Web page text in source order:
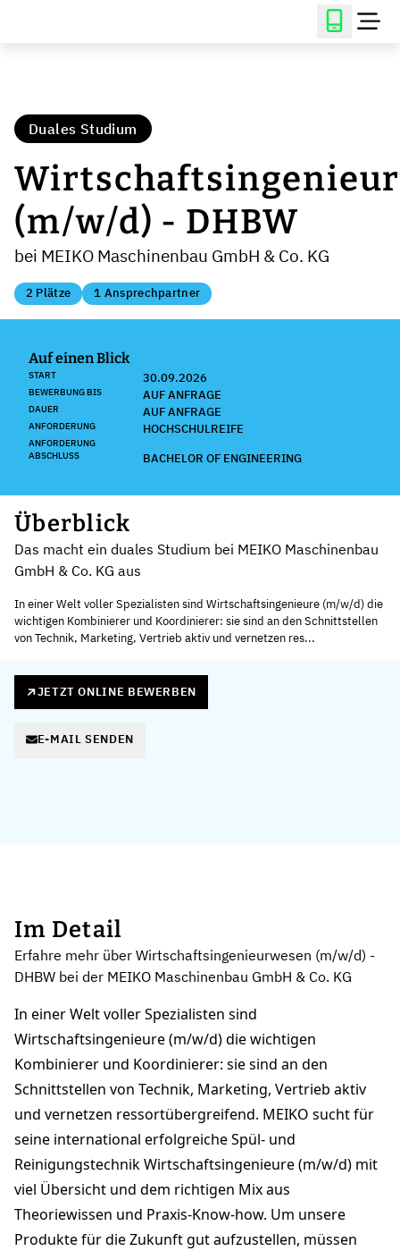
Duales Studium
(m/w/d) - DHBW
bei MEIKO Maschinenbau GmbH & Co. KG
2 Plätze 1 Ansprechpartner
Auf einen Blick
START 30.09.2026
BEWERBUNG BIS AUF ANFRAGE
DAUER AUF ANFRAGE
ANFORDERUNG HOCHSCHULREIFE
ANFORDERUNG
ABSCHLUSS
BACHELOR OF ENGINEERING
Überblick
Das macht ein duales Studium bei MEIKO Maschinenbau
GmbH & Co. KG aus
In einer Welt voller Spezialisten sind Wirtschaftsingenieure (m/w/d) die
wichtigen Kombinierer und Koordinierer: sie sind an den Schnittstellen
von Technik, Marketing, Vertrieb aktiv und vernetzen res...
JETZT ONLINE BEWERBEN
E-MAIL SENDEN
Im Detail
Erfahre mehr über Wirtschaftsingenieurwesen (m/w/d) -
DHBW bei der MEIKO Maschinenbau GmbH & Co. KG
In einer Welt voller Spezialisten sind
Wirtschaftsingenieure (m/w/d) die wichtigen
Kombinierer und Koordinierer: sie sind an den
Schnittstellen von Technik, Marketing, Vertrieb aktiv
und vernetzen ressortübergreifend. MEIKO sucht für
seine international erfolgreiche Spül- und
Reinigungstechnik Wirtschaftsingenieure (m/w/d) mit
viel Übersicht und dem richtigen Mix aus
Theoriewissen und Praxis-Know-how. Um unsere
Produkte für die Zukunft gut aufzustellen, müssen